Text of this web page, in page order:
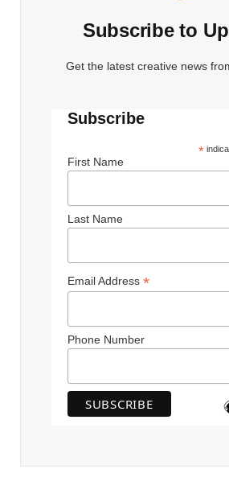
Subscribe to
Get the latest creative news
Subscribe
*
First Name
Last Name
Email Address *
Phone Number